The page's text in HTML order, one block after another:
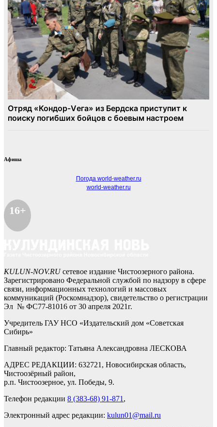
Афиша
Погода world-weather.ru
world-weather.ru
16+
KULUN-NOV.RUсетевое издание Чистоозерного района.
Зарегистрировано Федеральной службой по надзору в сфере
связи, информационных технологий и массовых
коммуникаций (Роскомнадзор), свидетельство о регистрации
Эл № ФС77-81016 от 30 апреля 2021г.
Учредитель ГАУ НСО «Издательский дом «Советская
Сибирь»
Главный редактор: Татьяна Александровна ЛЕСКОВА
АДРЕС РЕДАКЦИИ: 632721, Новосибирская область,
Чистоозёрный район,
р.п. Чистоозерное, ул. Победы, 9.
Телефон редакции 8 (383-68) 91-871 ,
Электронный адрес редакции: kulun01@mail.ru